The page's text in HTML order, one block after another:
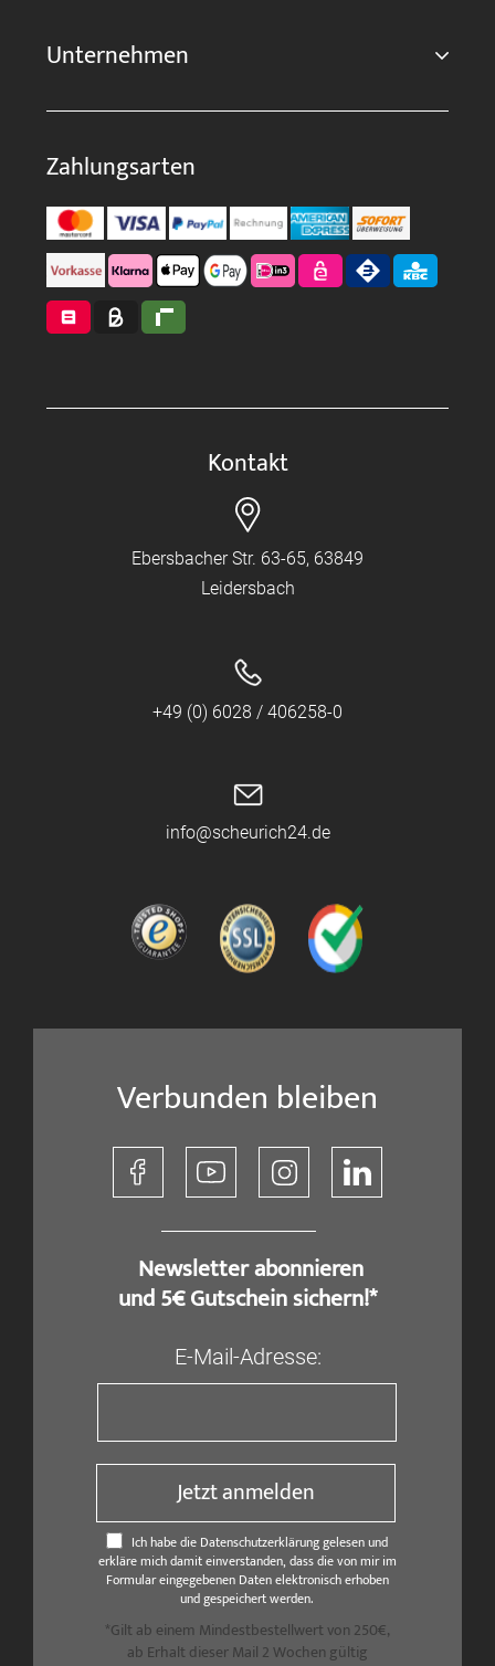
Unternehmen
Zahlungsarten
Kontakt
Ebersbacher Str. 63-65, 63849
Leidersbach
+49 (0) 6028 / 406258-0
info@scheurich24.de
Verbunden bleiben
​ Newsletter abonnieren
und 5€ Gutschein sichern!*
E-Mail-Adresse:
Jetzt anmelden
Ich habe die Datenschutzerklärung gelesen und
erkläre mich damit einverstanden, dass die von mir im
Formular eingegebenen Daten elektronisch erhoben
und gespeichert werden.
*Gilt ab einem Mindestbestellwert von 250€,
ab Erhalt dieser Mail 2 Wochen gültig